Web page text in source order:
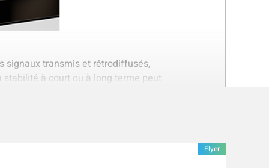
signaux transmis et rétrodiffusés,
à court ou à long terme peut
Flyer